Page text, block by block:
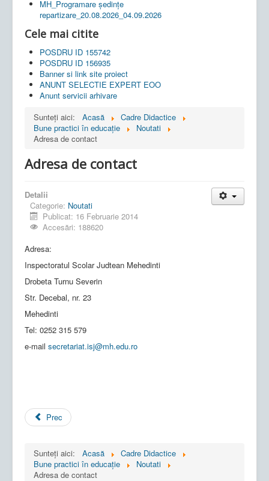
MH_Programare ședințe
repartizare_20.08.2026_04.09.2026
Cele mai citite
POSDRU ID 155742
POSDRU ID 156935
Banner si link site proiect
ANUNT SELECTIE EXPERT EOO
Anunt servicii arhivare
Sunteți aici:
Acasă
Cadre Didactice
Bune practici în educaţie
Noutati
Adresa de contact
Adresa de contact
Detalii
Categorie: Noutati
Publicat: 16 Februarie 2014
Accesări: 188620
Adresa:
Inspectoratul Scolar Judtean Mehedinti
Drobeta Turnu Severin
Str. Decebal, nr. 23
Mehedinti
Tel: 0252 315 579
e-mail secretariat.isj@mh.edu.ro
Prec
Sunteți aici: Acasă
Cadre Didactice
Bune practici în educaţie
Noutati
Adresa de contact